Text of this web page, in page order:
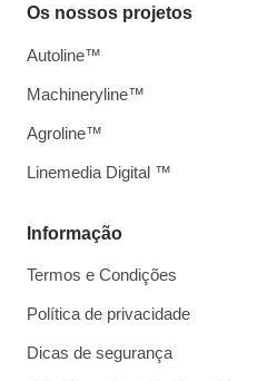
Informação
Termos e Condições
Política de privacidade
Dicas de segurança
Os nossos projetos
Autoline™
Machineryline™
Agroline™
Linemedia Digital ™